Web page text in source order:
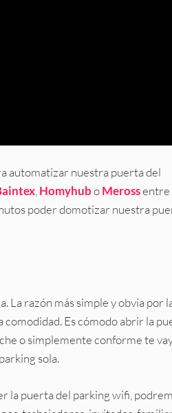
automatizar nuestra puerta del
HomyhuboMerossentre
poder domotizar nuestra
razón más simple y obvia por
comodidad. Es cómodo abrir la
o simplemente conforme te
sola.
la puerta del parking wifi,